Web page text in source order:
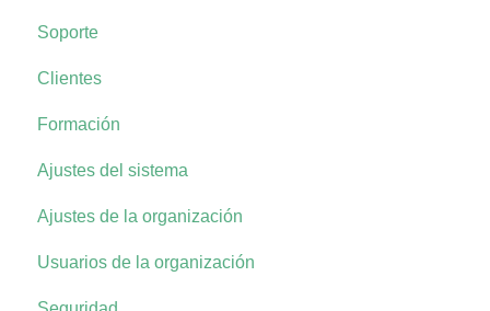
Soporte
Clientes
Formación
Ajustes del sistema
Ajustes de la organización
Usuarios de la organización